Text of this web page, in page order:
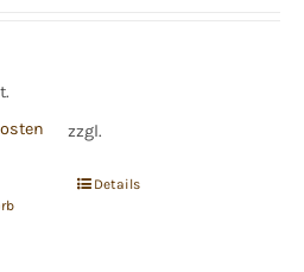
zzgl.
Details